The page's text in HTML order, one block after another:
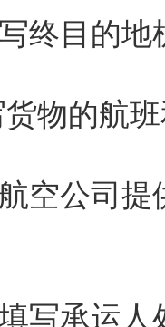
终目的地
物的航
空公司
写承运